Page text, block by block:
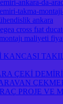
ankara-da-
takma-
ankara
egea cross fıat
maliyeti
KANCASI
ÇEKİ
PROJE VE